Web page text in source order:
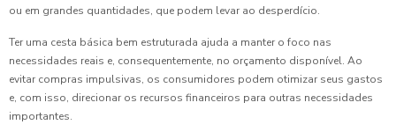
ou em grandes quantidades, que podem levar ao desperdício.
Ter uma cesta básica bem estruturada ajuda a manter o foco nas
necessidades reais e, consequentemente, no orçamento disponível. Ao
evitar compras impulsivas, os consumidores podem otimizar seus gastos
e, com isso, direcionar os recursos financeiros para outras necessidades
importantes.